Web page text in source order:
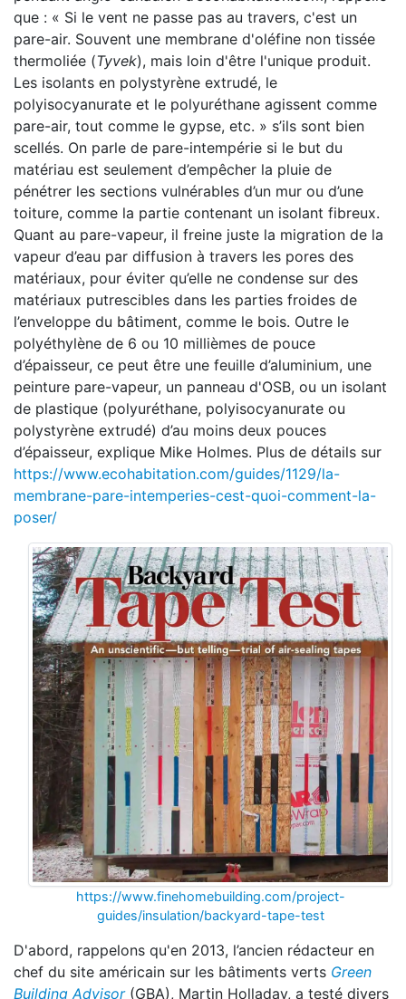
que : « Si le vent ne passe pas au travers, c'est un
pare-air. Souvent une membrane d'oléfine non tissée
thermoliée (Tyvek), mais loin d'être l'unique produit.
Les isolants en polystyrène extrudé, le
polyisocyanurate et le polyuréthane agissent comme
pare-air, tout comme le gypse, etc. » s’ils sont bien
scellés. On parle de pare-intempérie si le but du
matériau est seulement d’empêcher la pluie de
pénétrer les sections vulnérables d’un mur ou d’une
toiture, comme la partie contenant un isolant fibreux.
Quant au pare-vapeur, il freine juste la migration de la
vapeur d’eau par diffusion à travers les pores des
matériaux, pour éviter qu’elle ne condense sur des
matériaux putrescibles dans les parties froides de
l’enveloppe du bâtiment, comme le bois. Outre le
polyéthylène de 6 ou 10 millièmes de pouce
d’épaisseur, ce peut être une feuille d’aluminium, une
peinture pare-vapeur, un panneau d'OSB, ou un isolant
de plastique (polyuréthane, polyisocyanurate ou
polystyrène extrudé) d’au moins deux pouces
d’épaisseur, explique Mike Holmes. Plus de détails sur
https://www.ecohabitation.com/guides/1129/la-
membrane-pare-intemperies-cest-quoi-comment-la-
poser/
https://www.finehomebuilding.com/project-
guides/insulation/backyard-tape-test
D'abord, rappelons qu'en 2013, l’ancien rédacteur en
chef du site américain sur les bâtiments verts Green
Building Advisor(GBA), Martin Holladay, a testé divers